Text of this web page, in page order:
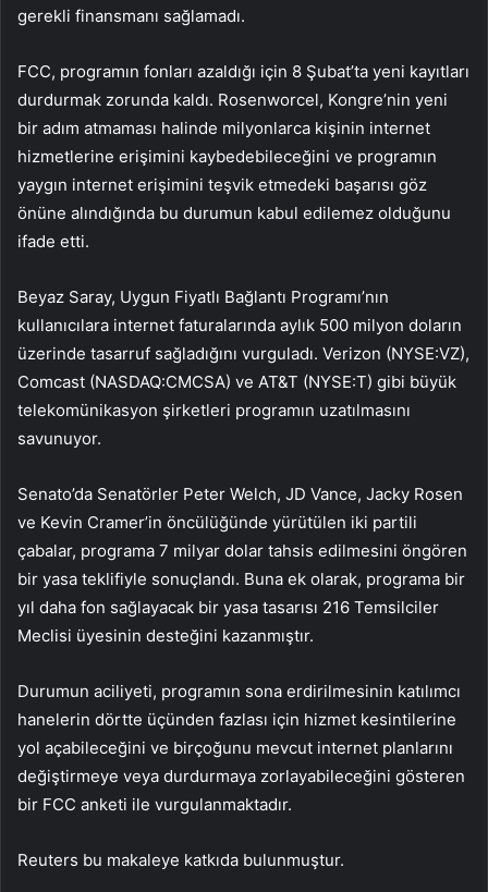
gerekli finansmanı sağlamadı.
FCC, programın fonları azaldığı için 8 Şubat’ta yeni kayıtları
durdurmak zorunda kaldı. Rosenworcel, Kongre’nin yeni
bir adım atmaması halinde milyonlarca kişinin internet
hizmetlerine erişimini kaybedebileceğini ve programın
yaygın internet erişimini teşvik etmedeki başarısı göz
önüne alındığında bu durumun kabul edilemez olduğunu
ifade etti.
Beyaz Saray, Uygun Fiyatlı Bağlantı Programı’nın
kullanıcılara internet faturalarında aylık 500 milyon doların
üzerinde tasarruf sağladığını vurguladı. Verizon (NYSE:VZ),
Comcast (NASDAQ:CMCSA) ve AT&T (NYSE:T) gibi büyük
telekomünikasyon şirketleri programın uzatılmasını
savunuyor.
Senato’da Senatörler Peter Welch, JD Vance, Jacky Rosen
ve Kevin Cramer’in öncülüğünde yürütülen iki partili
çabalar, programa 7 milyar dolar tahsis edilmesini öngören
bir yasa teklifiyle sonuçlandı. Buna ek olarak, programa bir
yıl daha fon sağlayacak bir yasa tasarısı 216 Temsilciler
Meclisi üyesinin desteğini kazanmıştır.
Durumun aciliyeti, programın sona erdirilmesinin katılımcı
hanelerin dörtte üçünden fazlası için hizmet kesintilerine
yol açabileceğini ve birçoğunu mevcut internet planlarını
değiştirmeye veya durdurmaya zorlayabileceğini gösteren
bir FCC anketi ile vurgulanmaktadır.
Reuters bu makaleye katkıda bulunmuştur.